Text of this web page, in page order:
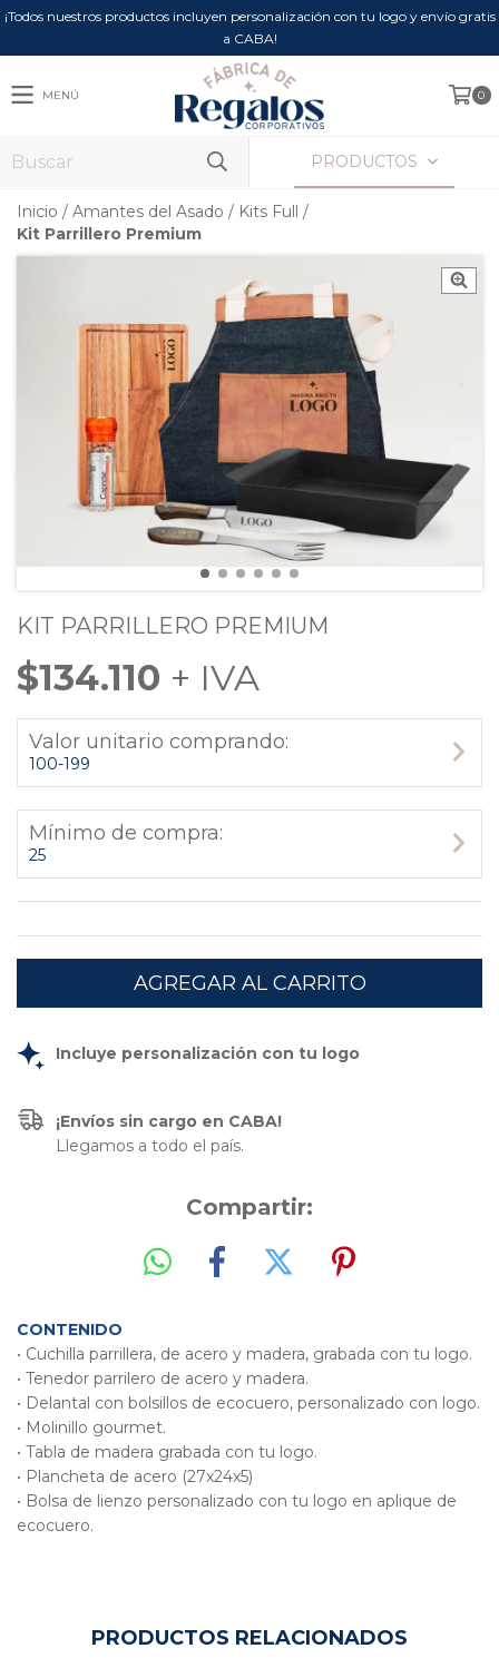
¡Todos nuestros productos incluyen personalización con tu logo y envío gratis
a CABA!
MENÚ 0
PRODUCTOS
Inicio / Amantes del Asado / Kits Full /
Kit Parrillero Premium
KIT PARRILLERO PREMIUM
$134.110
Valor unitario comprando:
100-199
Mínimo de compra:
25
Incluye personalización con tu logo
¡Envíos sin cargo en CABA!
Llegamos a todo el país.
Compartir:
CONTENIDO
• Cuchilla parrillera, de acero y madera, grabada con tu logo.
• Tenedor parrilero de acero y madera.
• Delantal con bolsillos de ecocuero, personalizado con logo.
• Molinillo gourmet.
​• Tabla de madera grabada con tu logo.
• Plancheta de acero (27x24x5)
• Bolsa de lienzo personalizado con tu logo en aplique de
ecocuero.
PRODUCTOS RELACIONADOS